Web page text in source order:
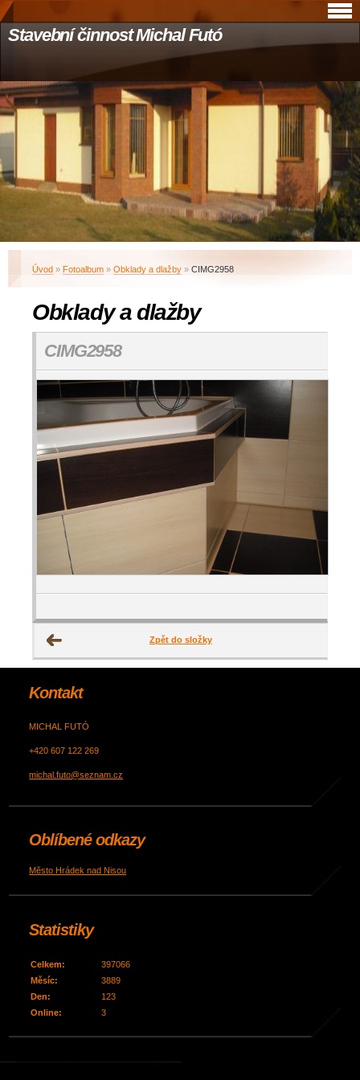
Stavební činnost Michal Futó
Úvod » Fotoalbum » Obklady a dlažby » CIMG2958
Obklady a dlažby
CIMG2958
Zpět do složky
Kontakt
MICHAL FUTÓ
+420 607 122 269
michal.futo@seznam.cz
Oblíbené odkazy
Město Hrádek nad Nisou
Statistiky
Online: 3
Celkem:
397066
Měsíc:
3889
Den:
123